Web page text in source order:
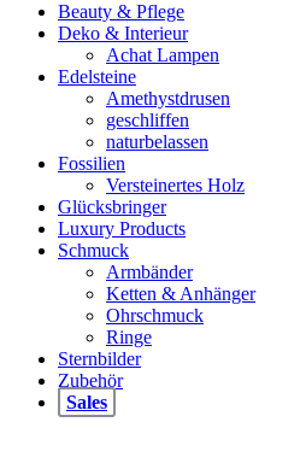
Beauty & Pflege
Deko & Interieur
Achat Lampen
Edelsteine
Amethystdrusen
geschliffen
naturbelassen
Fossilien
Versteinertes Holz
Glücksbringer
Luxury Products
Schmuck
Armbänder
Ketten & Anhänger
Ohrschmuck
Ringe
Sternbilder
Zubehör
Sales